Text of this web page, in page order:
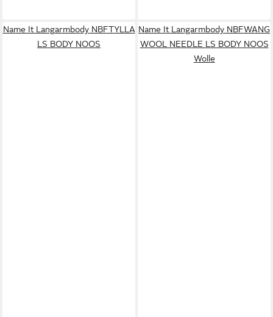
Name It Langarmbody NBFTYLLA
LS BODY NOOS
Name It Langarmbody NBFWANG
WOOL NEEDLE LS BODY NOOS
Wolle